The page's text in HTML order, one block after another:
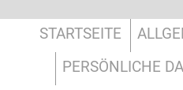
STARTSEITE
PERSÖNLICHE